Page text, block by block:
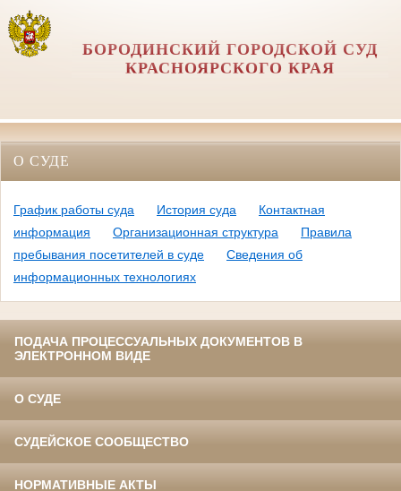
БОРОДИНСКИЙ ГОРОДСКОЙ СУД
КРАСНОЯРСКОГО КРАЯ
О СУДЕ
График работы суда История суда
Контактная
информация
Организационная структура
Правила
пребывания посетителей в суде
Сведения об
информационных технологиях
ПОДАЧА ПРОЦЕССУАЛЬНЫХ ДОКУМЕНТОВ В
ЭЛЕКТРОННОМ ВИДЕ
О СУДЕ
СУДЕЙСКОЕ СООБЩЕСТВО
НОРМАТИВНЫЕ АКТЫ